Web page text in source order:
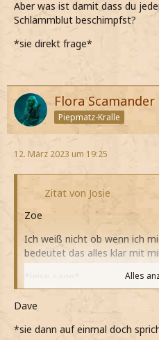
Entscheidungen selbst
Dinge, über die wir
*erkläre und ihn anlächel*
Aber was ist damit dass du
Schlammblut beschimpfst?
*sie direkt frage*
Flora Scamander
Piepmatz-Kralle
12. März 2023 um 19:25
Zitat von Josie
Zoe
Ich weiß nicht ob wenn ich
bedeutet das alles klar mit
*aber nicht ablesen kann,
Alles
Dave
*sie dann auf einmal doch